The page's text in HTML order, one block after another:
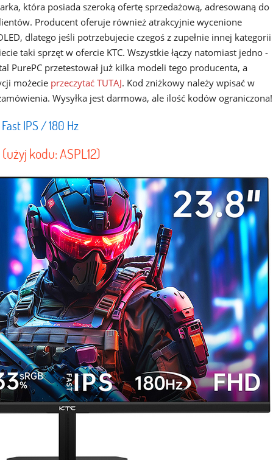
która posiada szeroką ofertę sprzedażową, adresowaną do
Producent oferuje również atrakcyjnie wycenione
dlatego jeśli potrzebujecie czegoś z zupełnie innej kategorii
taki sprzęt w ofercie KTC. Wszystkie łączy natomiast jedno -
PurePC przetestował już kilka modeli tego producenta, a
możecie przeczytać TUTAJ. Kod zniżkowy należy wpisać w
Wysyłka jest darmowa, ale ilość kodów ograniczona!
IPS / 180 Hz
kodu: ASPL12)